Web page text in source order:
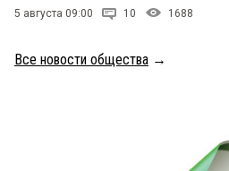
5 августа 09:00 10 1688
Все новости общества →